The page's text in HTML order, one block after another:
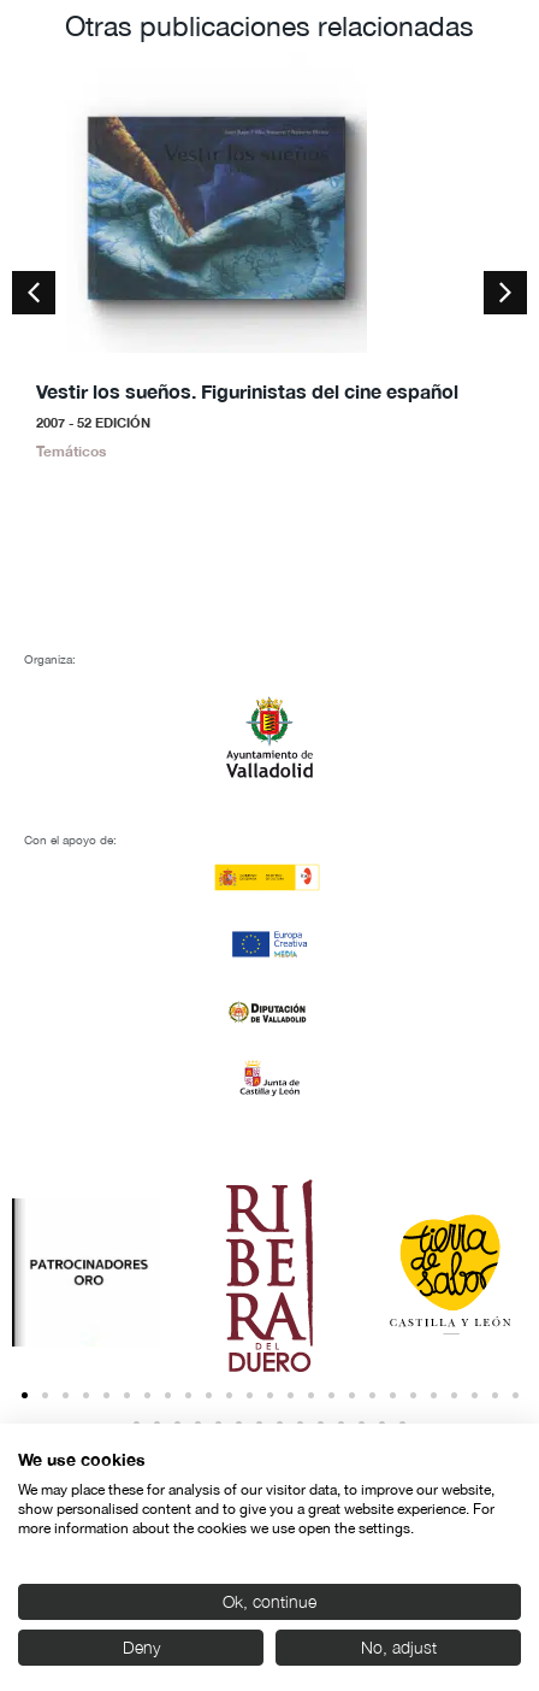
Otras publicaciones relacionadas
Vestir los sueños. Figurinistas del cine español
2007 - 52 EDICIÓN
Temáticos
Organiza:
Con el apoyo de:
Política de privacidad
© SEMINCI – Semana Internacional de Cine de Valladolid International
Todos los derechos reservados
We use cookies
We may place these for analysis of our visitor data, to improve our website,
show personalised content and to give you a great website experience. For
more information about the cookies we use open the settings.
Ok, continue
Deny No, adjust